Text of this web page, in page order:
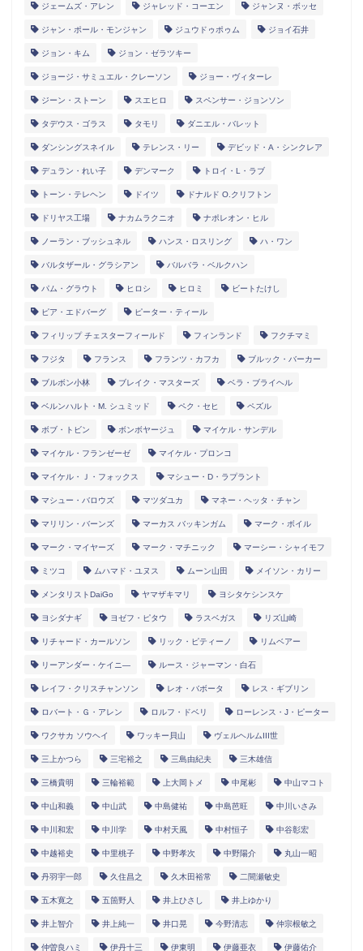
ジェームズ・アレン ジャレッド・コーエン ジャンヌ・ボッセ
ジャン・ポール・モンジャン ジュウドゥポゥム ジョイ石井
ジョン・キム ジョン・ゼラツキー
ジョージ・サミュエル・クレーソン ジョー・ヴィターレ
ジーン・ストーン スエヒロ スペンサー・ジョンソン
タデウス・ゴラス タモリ ダニエル・バレット
ダンシングスネイル テレンス・リー デビッド・A・シンクレア
デュラン・れい子 デンマーク トロイ・L・ラブ
トーン・テレヘン ドイツ ドナルド O.クリフトン
ドリヤス工場 ナカムラクニオ ナポレオン・ヒル
ノーラン・ブッシュネル ハンス・ロスリング ハ・ワン
バルタザール・グラシアン バルバラ・ベルクハン
パム・グラウト ヒロシ ヒロミ ビートたけし
ピア・エドバーグ ピーター・ティール
フィリップ チェスターフィールド フィンランド フクチマミ
フジタ フランス フランツ・カフカ ブルック・バーカー
ブルボン小林 ブレイク・マスターズ ベラ・ブライヘル
ベルンハルト・M. シュミッド ペク・セヒ ペズル
ボブ・トビン ボンボヤージュ マイケル・サンデル
マイケル・フランゼーゼ マイケル・プロンコ
マイケル・Ｊ・フォックス マシュー・D・ラプラント
マシュー・バロウズ マツダユカ マネー・ヘッタ・チャン
マリリン・バーンズ マーカス バッキンガム マーク・ボイル
マーク・マイヤーズ マーク・マチニック マーシー・シャイモフ
ミツコ ムハマド・ユヌス ムーン山田 メイソン・カリー
メンタリストDaiGo ヤマザキマリ ヨシタケシンスケ
ヨシダナギ ヨゼフ・ピタウ ラスベガス リズ山崎
リチャード・カールソン リック・ピティーノ リムベアー
リーアンダー・ケイニ― ルース・ジャーマン・白石
レイフ・クリスチャンソン レオ・バボータ レス・ギブリン
ロバート・Ｇ・アレン ロルフ・ドベリ ローレンス・J・ピーター
ワクサカ ソウヘイ ワッキー貝山 ヴェルヘルムIII世
三上かつら 三宅裕之 三島由紀夫 三木雄信
三橋貴明 三輪裕範 上大岡トメ 中尾彬 中山マコト
中山和義 中山武 中島健祐 中島芭旺 中川いさみ
中川和宏 中川学 中村天風 中村恒子 中谷彰宏
中越裕史 中里桃子 中野孝次 中野陽介 丸山一昭
丹羽宇一郎 久住昌之 久木田裕常 二間瀬敏史
五木寛之 五箇野人 井上ひさし 井上ゆかり
井上智介 井上純一 井口晃 今野清志 仲宗根敏之
仲曽良ハミ 伊丹十三 伊東明 伊藤亜衣 伊藤佑介